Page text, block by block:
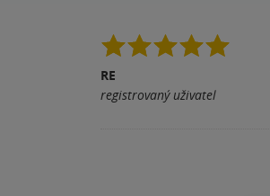
RE
registrovaný uživatel